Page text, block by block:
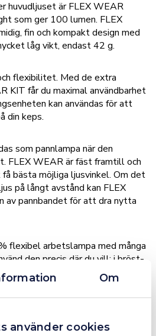
Om
använder cookies
huvudljuset är FLEX WEAR
som ger 100 lumen. FLEX
fin och kompakt design med
låg vikt, endast 42 g.
flexibilitet. Med de extra
KIT får du maximal användbarhet
kan användas för att
din keps.
som pannlampa när den
FLEX WEAR är fäst framtill och
bästa möjliga ljusvinkel. Om det
på långt avstånd kan FLEX
av pannbandet för att dra nytta
flexibel arbetslampa med många
den precis där du vill: i bröst-
clipset, på kepsen med
eller som pannlampa
FLEX WEAR kan också
magneten för att belysa ditt